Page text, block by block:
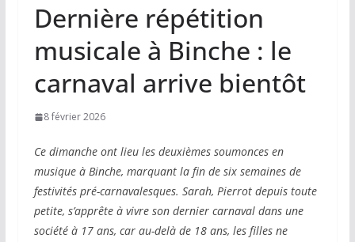
Dernière répétition
musicale à Binche : le
carnaval arrive bientôt
8 février 2026
Ce dimanche ont lieu les deuxièmes soumonces en
musique à Binche, marquant la fin de six semaines de
festivités pré-carnavalesques. Sarah, Pierrot depuis toute
petite, s’apprête à vivre son dernier carnaval dans une
société à 17 ans, car au-delà de 18 ans, les filles ne